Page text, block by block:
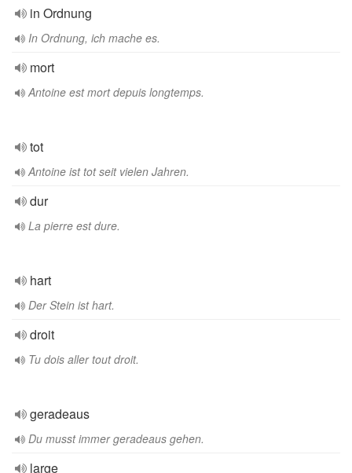
in Ordnung
In Ordnung, ich mache es.
mort
Antoine est mort depuis longtemps.
tot
Antoine ist tot seit vielen Jahren.
dur
La pierre est dure.
hart
Der Stein ist hart.
droit
Tu dois aller tout droit.
geradeaus
Du musst immer geradeaus gehen.
large